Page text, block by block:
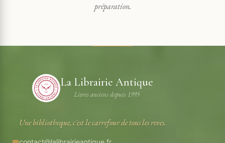
préparation.
La Librairie Antique
Livres anciens depuis 1995
Une bibliotheque, c'est le carrefour de tous les reves.